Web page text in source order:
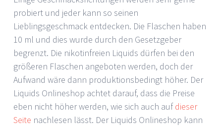
probiert und jeder kann so seinen
Lieblingsgeschmack entdecken. Die Flaschen haben
10 ml und dies wurde durch den Gesetzgeber
begrenzt. Die nikotinfreien Liquids dürfen bei den
größeren Flaschen angeboten werden, doch der
Aufwand wäre dann produktionsbedingt höher. Der
Liquids Onlineshop achtet darauf, dass die Preise
eben nicht höher werden, wie sich auch aufdieser
Seite nachlesen lässt. Der Liquids Onlineshop kann